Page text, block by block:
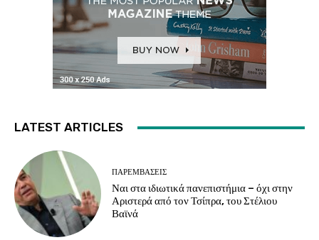
LATEST ARTICLES
ΠΑΡΕΜΒΑΣΕΙΣ
Ναι στα ιδιωτικά πανεπιστήμια – όχι στην
Αριστερά από τον Τσίπρα, του Στέλιου
Βαϊνά